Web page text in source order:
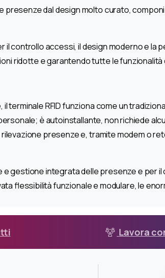
presenze dal design molto curato,
il controllo accessi, il design moderno e
ridotte e garantendo tutte le funzionalità
terminale RFID funziona come un
è autoinstallante, non richiede
presenze e, tramite modem o
e gestione integrata delle presenze e per
flessibilità funzionale e modulare, le
Lavora